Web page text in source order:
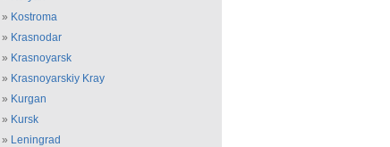
» Kostroma
» Krasnodar
» Krasnoyarsk
» Krasnoyarskiy Kray
» Kurgan
» Kursk
» Leningrad